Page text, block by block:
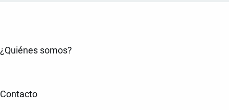
¿Quiénes somos?
Contacto